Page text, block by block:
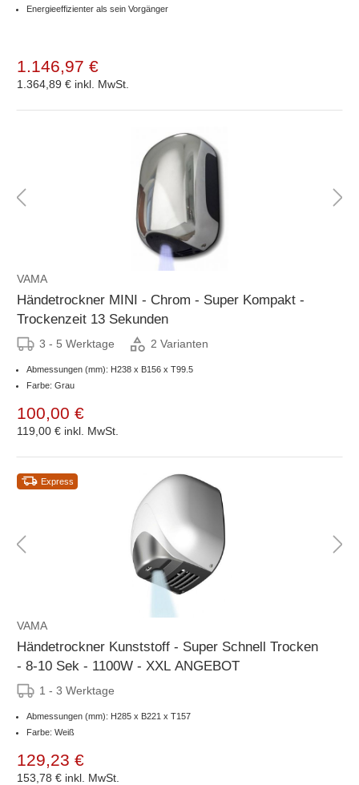
Energieeffizienter als sein Vorgänger
1.146,97 €
1.364,89 € inkl. MwSt.
VAMA
Händetrockner MINI - Chrom - Super Kompakt -
Trockenzeit 13 Sekunden
3 - 5 Werktage 2 Varianten
Abmessungen (mm): H238 x B156 x T99.5
Farbe: Grau
100,00 €
119,00 € inkl. MwSt.
Express
VAMA
Händetrockner Kunststoff - Super Schnell Trocken
- 8-10 Sek - 1100W - XXL ANGEBOT
1 - 3 Werktage
Abmessungen (mm): H285 x B221 x T157
Farbe: Weiß
129,23 €
153,78 € inkl. MwSt.